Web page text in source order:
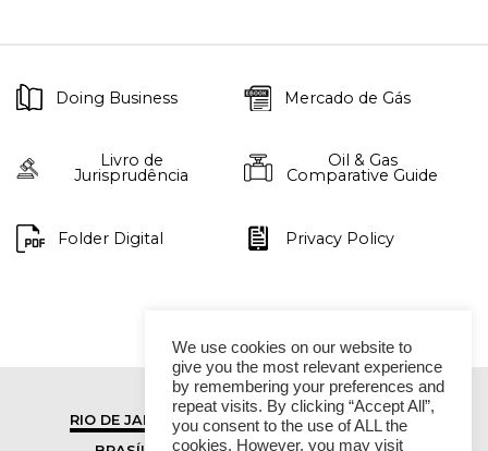
Doing Business Mercado de Gás
Livro de
Jurisprudência
Oil & Gas
Comparative Guide
Folder Digital Privacy Policy
RIO DE JANEIRO
SÃO PAULO
We use cookies on our website to
give you the most relevant experience
by remembering your preferences and
repeat visits. By clicking “Accept All”,
you consent to the use of ALL the
cookies. However, you may visit